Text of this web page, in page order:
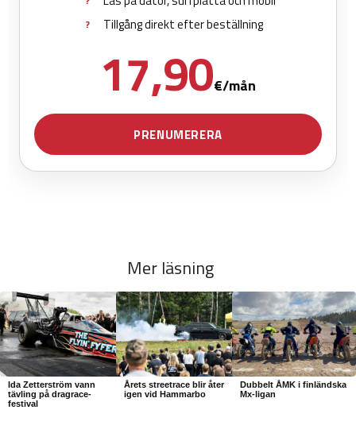
Mer läsning
Ida Zetterström vann
tävling på dragrace-
festival
Årets streetrace blir åter
igen vid Hammarbo
Dubbelt ÅMK i finländska
Mx-ligan